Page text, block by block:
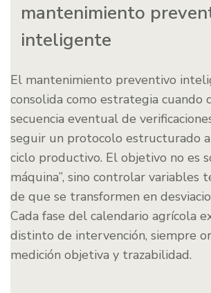
mantenimiento
inteligente
El mantenimiento preventivo
consolida como estrategia cuando
secuencia eventual de
seguir un protocolo estructurado
ciclo productivo. El objetivo no es
máquina”, sino controlar variables
de que se transformen en
Cada fase del calendario agrícola
distinto de intervención, siempre
medición objetiva y trazabilidad.